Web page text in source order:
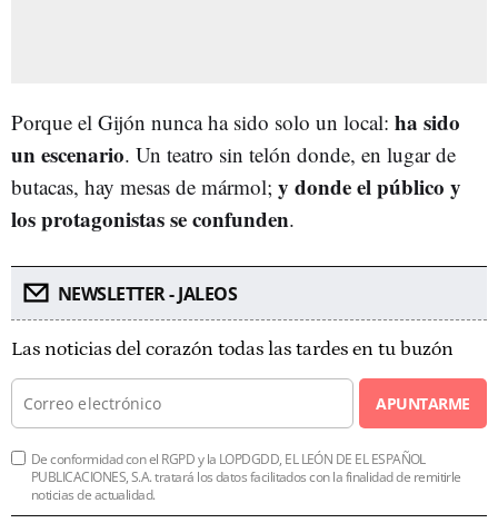
Porque el Gijón nunca ha sido solo un local: ha sido
un escenario. Un teatro sin telón donde, en lugar de
butacas, hay mesas de mármol; y donde el público y
los protagonistas se confunden.
NEWSLETTER - JALEOS
Las noticias del corazón todas las tardes en tu buzón
APUNTARME
De conformidad con el RGPD y la LOPDGDD, EL LEÓN DE EL ESPAÑOL
PUBLICACIONES, S.A. tratará los datos facilitados con la finalidad de remitirle
noticias de actualidad.